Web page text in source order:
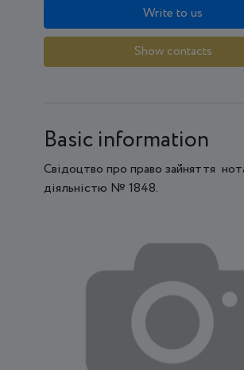
Write to us
Show contacts
Basic information
Свідоцтво про право зайняття
діяльністю № 1848.